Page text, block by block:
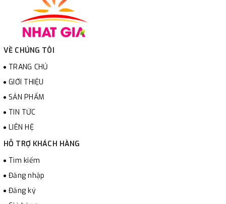
VỀ CHÚNG TÔI
TRANG CHỦ
GIỚI THIỆU
SẢN PHẨM
TIN TỨC
LIÊN HỆ
HỖ TRỢ KHÁCH HÀNG
Tìm kiếm
Đăng nhập
Đăng ký